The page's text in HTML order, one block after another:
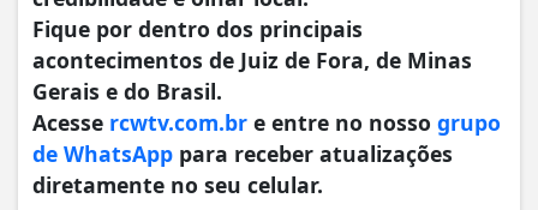
Fique por dentro dos principais
acontecimentos de Juiz de Fora, de Minas
Gerais e do Brasil.
Acesse rcwtv.com.br e entre no nosso grupo
de WhatsApp para receber atualizações
diretamente no seu celular.